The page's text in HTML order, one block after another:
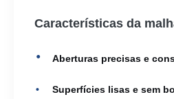
Características da
Aberturas precisas e
Superfícies lisas e sem